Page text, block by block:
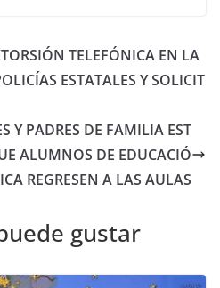
TELEFÓNICA EN LA
ESTATALES Y SOLICIT
Y PADRES DE FAMILIA EST
ALUMNOS DE EDUCACIÓ
REGRESEN A LAS AULAS
gustar